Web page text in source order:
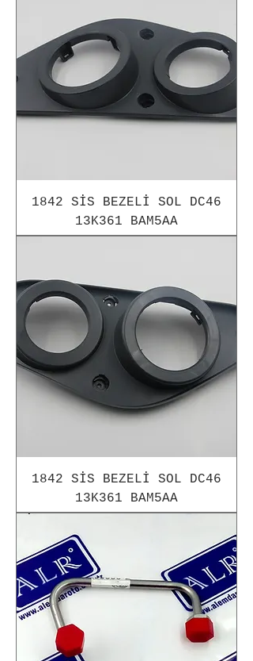
1842 SİS BEZELİ SOL DC46
13K361 BAM5AA
1842 SİS BEZELİ SOL DC46
13K361 BAM5AA